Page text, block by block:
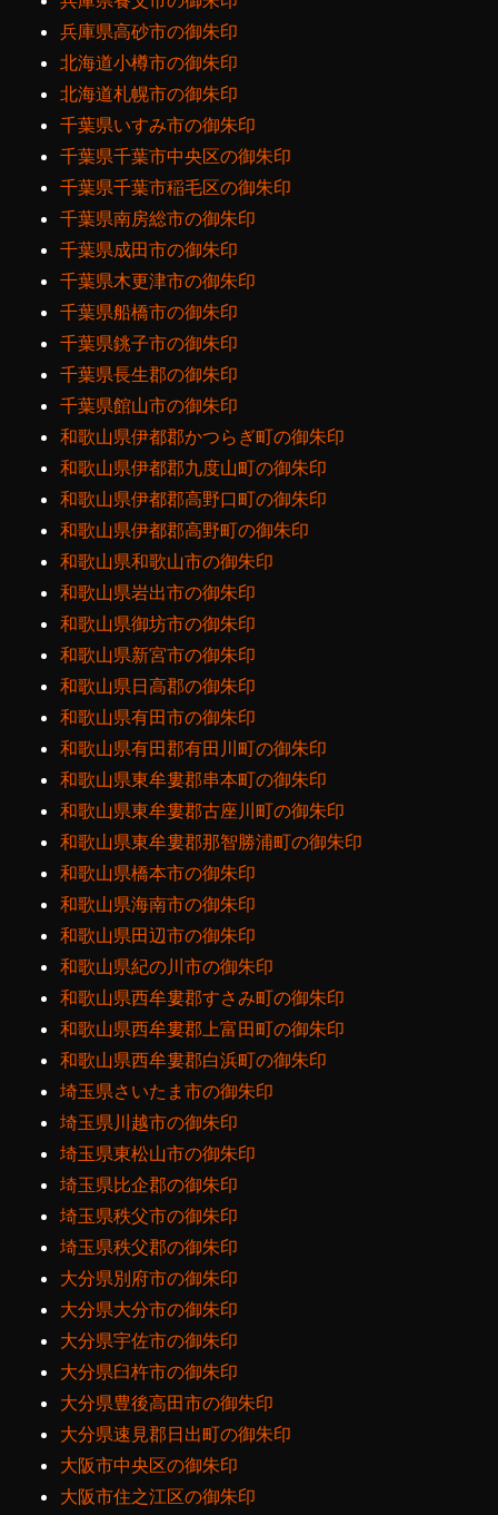
兵庫県高砂市の御朱印
北海道小樽市の御朱印
北海道札幌市の御朱印
千葉県いすみ市の御朱印
千葉県千葉市中央区の御朱印
千葉県千葉市稲毛区の御朱印
千葉県南房総市の御朱印
千葉県成田市の御朱印
千葉県木更津市の御朱印
千葉県船橋市の御朱印
千葉県銚子市の御朱印
千葉県長生郡の御朱印
千葉県館山市の御朱印
和歌山県伊都郡かつらぎ町の御朱印
和歌山県伊都郡九度山町の御朱印
和歌山県伊都郡高野口町の御朱印
和歌山県伊都郡高野町の御朱印
和歌山県和歌山市の御朱印
和歌山県岩出市の御朱印
和歌山県御坊市の御朱印
和歌山県新宮市の御朱印
和歌山県日高郡の御朱印
和歌山県有田市の御朱印
和歌山県有田郡有田川町の御朱印
和歌山県東牟婁郡串本町の御朱印
和歌山県東牟婁郡古座川町の御朱印
和歌山県東牟婁郡那智勝浦町の御朱印
和歌山県橋本市の御朱印
和歌山県海南市の御朱印
和歌山県田辺市の御朱印
和歌山県紀の川市の御朱印
和歌山県西牟婁郡すさみ町の御朱印
和歌山県西牟婁郡上富田町の御朱印
和歌山県西牟婁郡白浜町の御朱印
埼玉県さいたま市の御朱印
埼玉県川越市の御朱印
埼玉県東松山市の御朱印
埼玉県比企郡の御朱印
埼玉県秩父市の御朱印
埼玉県秩父郡の御朱印
大分県別府市の御朱印
大分県大分市の御朱印
大分県宇佐市の御朱印
大分県臼杵市の御朱印
大分県豊後高田市の御朱印
大分県速見郡日出町の御朱印
大阪市中央区の御朱印
大阪市住之江区の御朱印